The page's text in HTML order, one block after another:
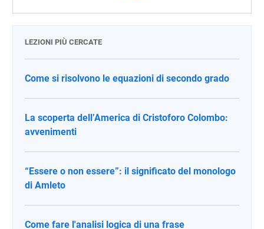
LEZIONI PIÙ CERCATE
Come si risolvono le equazioni di secondo grado
La scoperta dell’America di Cristoforo Colombo:
avvenimenti
“Essere o non essere”: il significato del monologo
di Amleto
Come fare l'analisi logica di una frase